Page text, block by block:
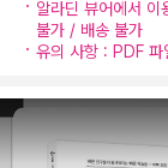
알라딘 뷰어에서
불가 / 배송 불가
유의 사항 : PDF 파